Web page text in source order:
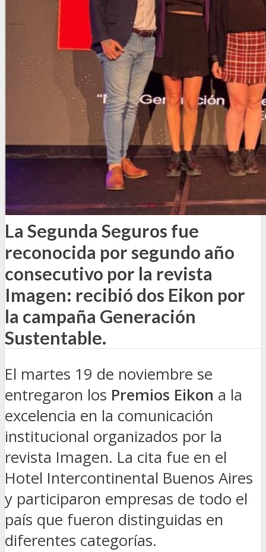
La Segunda Seguros fue
reconocida por segundo año
consecutivo por la revista
Imagen: recibió dos Eikon por
la campaña Generación
Sustentable.
El martes 19 de noviembre se
entregaron los Premios Eikon a la
excelencia en la comunicación
institucional organizados por la
revista Imagen. La cita fue en el
Hotel Intercontinental Buenos Aires
y participaron empresas de todo el
país que fueron distinguidas en
diferentes categorías.